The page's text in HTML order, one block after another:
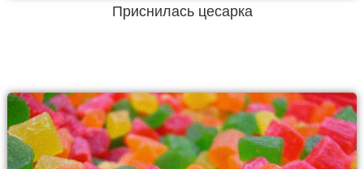
Приснилась цесарка